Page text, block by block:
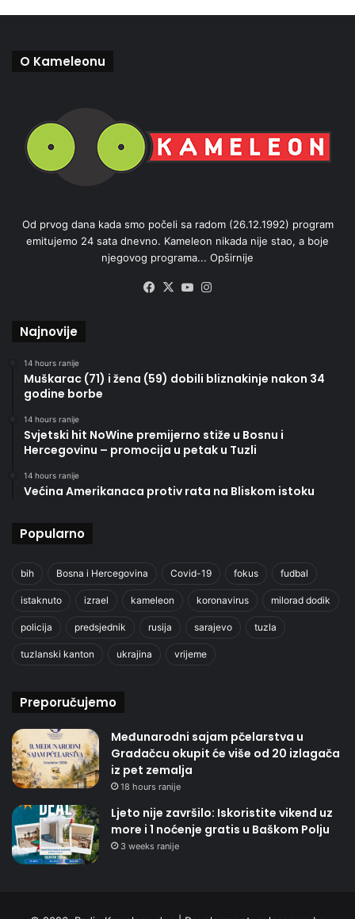
O Kameleonu
Od prvog dana kada smo počeli sa radom (26.12.1992) program
emitujemo 24 sata dnevno. Kameleon nikada nije stao, a boje
njegovog programa... Opširnije
Facebook
X YouTube
Najnovije
14 hours ranije
Muškarac (71) i žena (59) dobili bliznakinje nakon 34
godine borbe
14 hours ranije
Svjetski hit NoWine premijerno stiže u Bosnu i
Hercegovinu – promocija u petak u Tuzli
14 hours ranije
Većina Amerikanaca protiv rata na Bliskom istoku
Popularno
bih Bosna i Hercegovina Covid-19 fokus fudbal
istaknuto izrael kameleon koronavirus milorad dodik
policija predsjednik rusija sarajevo tuzla
tuzlanski kanton ukrajina vrijeme
Preporučujemo
Međunarodni sajam pčelarstva u
Gradačcu okupit će više od 20 izlagača
iz pet zemalja
18 hours ranije
Ljeto nije završilo: Iskoristite vikend uz
more i 1 noćenje gratis u Baškom Polju
3 weeks ranije